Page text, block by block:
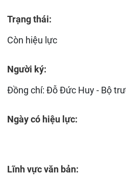
Trạng thái:
Còn hiệu lực
Người ký:
Đồng chí: Đỗ Đức Huy - Bộ
Ngày có hiệu lực:
Lĩnh vực văn bản: